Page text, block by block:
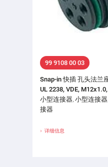
99 9108 00 03
Snap-in 快插 孔头法兰
UL 2238, VDE,
小型连接器, 小型连接
接器
详细信息